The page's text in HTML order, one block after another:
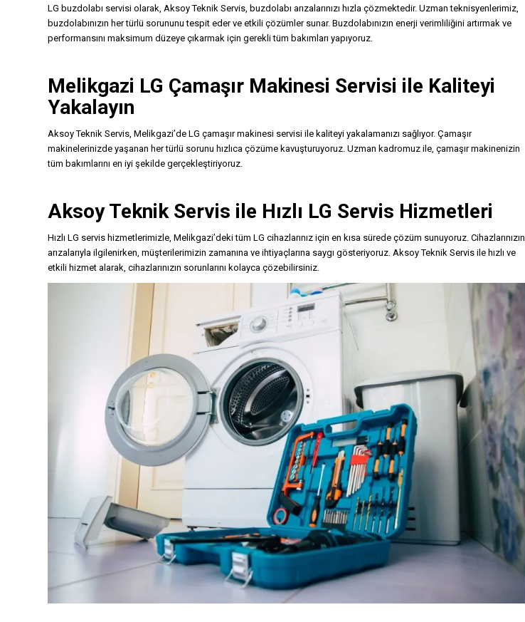
LG buzdolabı servisi olarak, Aksoy Teknik Servis, buzdolabı arızalarınızı hızla çözmektedir. Uzman teknisyenlerimiz,
buzdolabınızın her türlü sorununu tespit eder ve etkili çözümler sunar. Buzdolabınızın enerji verimliliğini artırmak ve
performansını maksimum düzeye çıkarmak için gerekli tüm bakımları yapıyoruz.
Melikgazi LG Çamaşır Makinesi Servisi ile Kaliteyi
Yakalayın
Aksoy Teknik Servis, Melikgazi’de LG çamaşır makinesi servisi ile kaliteyi yakalamanızı sağlıyor. Çamaşır
makinelerinizde yaşanan her türlü sorunu hızlıca çözüme kavuşturuyoruz. Uzman kadromuz ile, çamaşır makinenizin
tüm bakımlarını en iyi şekilde gerçekleştiriyoruz.
Aksoy Teknik Servis ile Hızlı LG Servis Hizmetleri
Hızlı LG servis hizmetlerimizle, Melikgazi’deki tüm LG cihazlarınız için en kısa sürede çözüm sunuyoruz. Cihazlarınızın
arızalarıyla ilgilenirken, müşterilerimizin zamanına ve ihtiyaçlarına saygı gösteriyoruz. Aksoy Teknik Servis ile hızlı ve
etkili hizmet alarak, cihazlarınızın sorunlarını kolayca çözebilirsiniz.